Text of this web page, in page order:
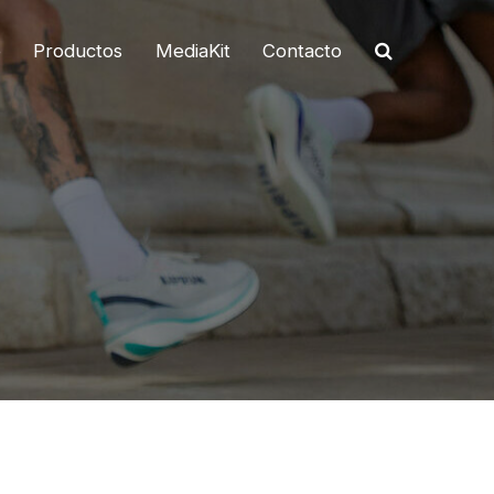
Productos MediaKit Contacto